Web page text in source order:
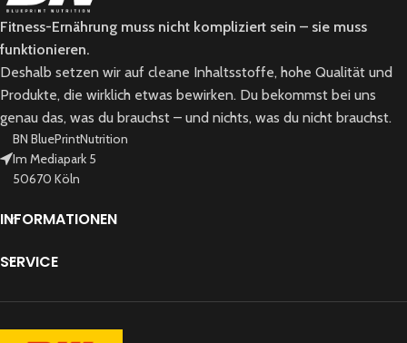
Fitness-Ernährung muss nicht kompliziert sein – sie muss
funktionieren.
Deshalb setzen wir auf cleane Inhaltsstoffe, hohe Qualität und
Produkte, die wirklich etwas bewirken. Du bekommst bei uns
genau das, was du brauchst – und nichts, was du nicht brauchst.
BN BluePrintNutrition
Im Mediapark 5
50670 Köln
INFORMATIONEN
SERVICE